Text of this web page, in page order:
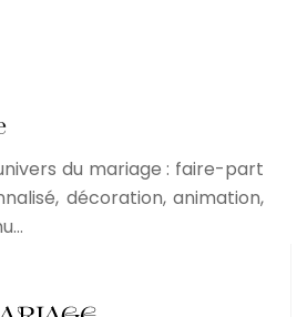
du mariage : faire-part
décoration, animation,